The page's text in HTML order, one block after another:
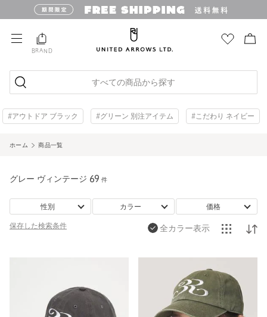
BRAND
すべての商品から探す
#アウトドア ブラック #グリーン 別注アイテム #こだわり ネイビー
ホーム 商品一覧
グレー ヴィンテージ 69 件
性別 カラー 価格
保存した検索条件 全カラー表示